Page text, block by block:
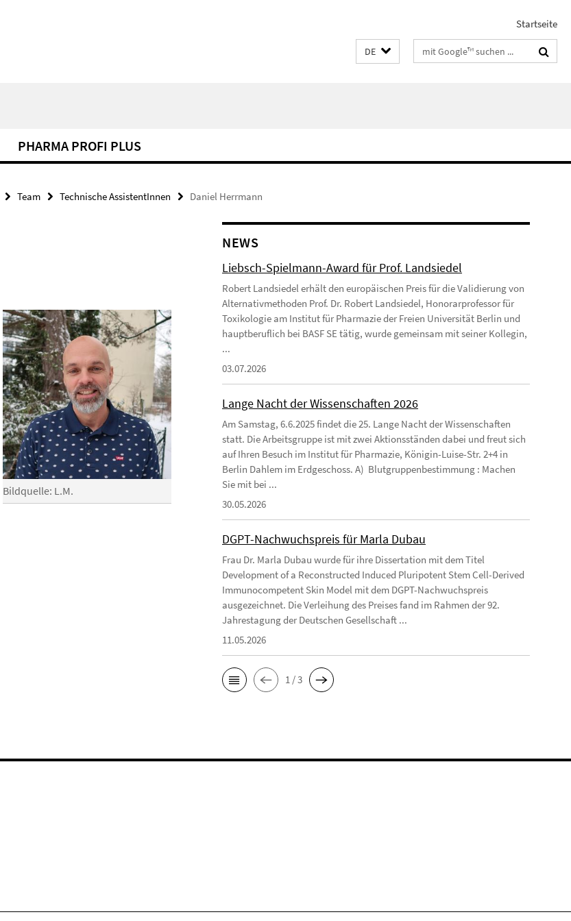
Startseite
DE Suchbegriffe
PHARMA PROFI PLUS
Team Technische AssistentInnen Daniel Herrmann
Bildquelle: L.M.
NEWS
Liebsch-Spielmann-Award für Prof. Landsiedel
Robert Landsiedel erhält den europäischen Preis für die Validierung von
Alternativmethoden Prof. Dr. Robert Landsiedel, Honorarprofessor für
Toxikologie am Institut für Pharmazie der Freien Universität Berlin und
hauptberuflich bei BASF SE tätig, wurde gemeinsam mit seiner Kollegin,
...
03.07.2026
Lange Nacht der Wissenschaften 2026
Am Samstag, 6.6.2025 findet die 25. Lange Nacht der Wissenschaften
statt. Die Arbeitsgruppe ist mit zwei Aktionsständen dabei und freut sich
auf Ihren Besuch im Institut für Pharmazie, Königin-Luise-Str. 2+4 in
Berlin Dahlem im Erdgeschoss. A) Blutgruppenbestimmung : Machen
Sie mit bei ...
30.05.2026
DGPT-Nachwuchspreis für Marla Dubau
Frau Dr. Marla Dubau wurde für ihre Dissertation mit dem Titel
Development of a Reconstructed Induced Pluripotent Stem Cell-Derived
Immunocompetent Skin Model mit dem DGPT-Nachwuchspreis
ausgezeichnet. Die Verleihung des Preises fand im Rahmen der 92.
Jahrestagung der Deutschen Gesellschaft ...
11.05.2026
1 / 3